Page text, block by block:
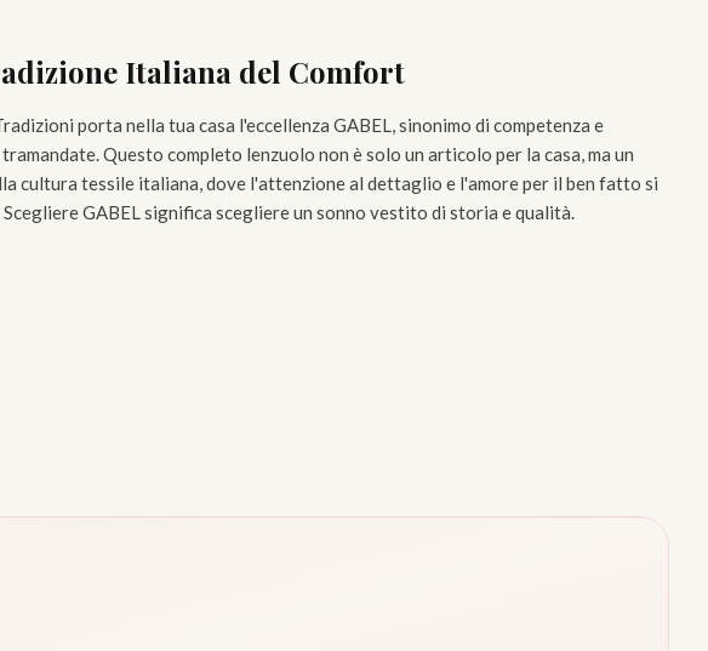
Italiana del Comfort
porta nella tua casa l'eccellenza GABEL, sinonimo di competenza e
Questo completo lenzuolo non è solo un articolo per la casa, ma un
cultura tessile italiana, dove l'attenzione al dettaglio e l'amore per il ben fatto si
GABEL significa scegliere un sonno vestito di storia e qualità.